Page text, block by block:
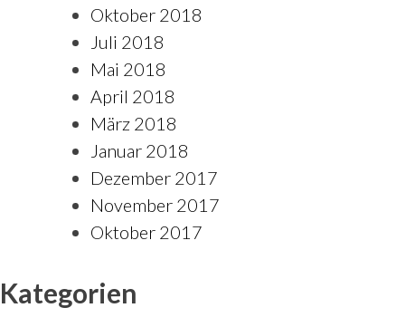
Oktober 2018
Juli 2018
Mai 2018
April 2018
März 2018
Januar 2018
Dezember 2017
November 2017
Oktober 2017
Kategorien